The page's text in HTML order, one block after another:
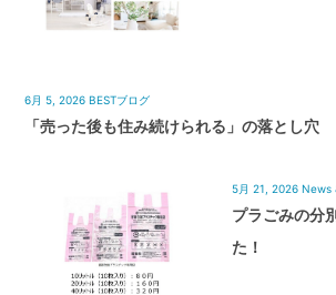
6月 5, 2026 BESTブログ
「売った後も住み続けられる」の落とし穴
5月 21, 2026 News
プラごみの分
た！